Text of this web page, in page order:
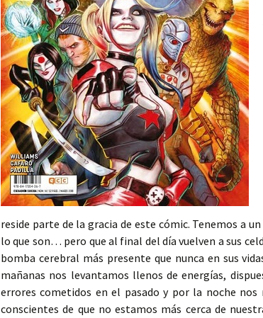
reside parte de la gracia de este cómic. Tenemos a
lo que son… pero que al final del día vuelven a sus
bomba cerebral más presente que nunca en sus
mañanas nos levantamos llenos de energías,
errores cometidos en el pasado y por la noche
conscientes de que no estamos más cerca de